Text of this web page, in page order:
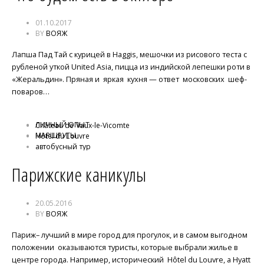
01.10.2017
BYВОЯЖ
Лапша Пад Тай с курицей в Haggis, мешочки из рисового теста с
рубленой уткой United Asia, пицца из индийской лепешки роти в
«Жеральдин». Пряная и яркая кухня — ответ московских шеф-
поваров…
ЛИЧНЫЙ ОПЫТ
МАРШРУТЫ
Château de Vaux-le-Vicomte
Hôtel du Louvre
автобусный тур
Опера
По вечернему Парижу
Рождественская иллюминация
Фанни Губер
Парижские каникулы
20.05.2016
BYВОЯЖ
Париж– лучший в мире город для прогулок, и в самом выгодном
положении оказываются туристы, которые выбрали жилье в
центре города. Например, исторический Hôtel du Louvre, a Hyatt